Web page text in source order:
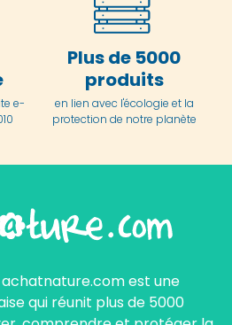
e-
Plus de 5000
produits
en lien avec l'écologie et la
protection de notre planète
achatnature.com est une
qui réunit plus de 5000